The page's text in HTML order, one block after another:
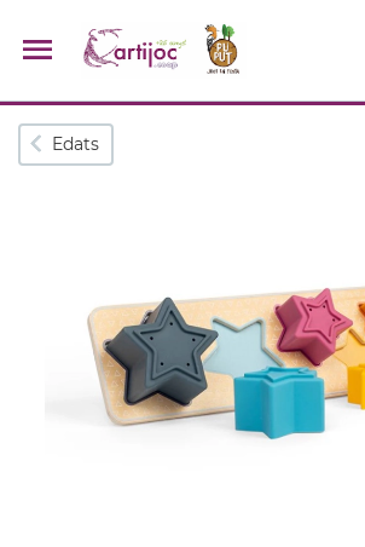
Cerques populars
Edats